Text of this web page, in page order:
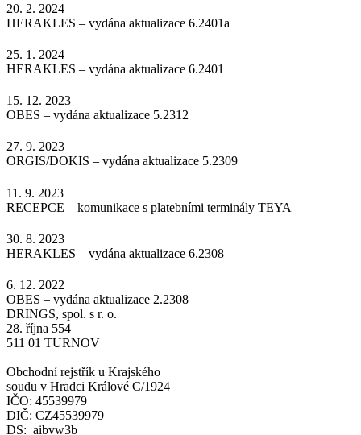
20. 2. 2024
HERAKLES – vydána aktualizace 6.2401a
25. 1. 2024
HERAKLES – vydána aktualizace 6.2401
15. 12. 2023
OBES – vydána aktualizace 5.2312
27. 9. 2023
ORGIS/DOKIS – vydána aktualizace 5.2309
11. 9. 2023
RECEPCE – komunikace s platebními terminály TEYA
30. 8. 2023
HERAKLES – vydána aktualizace 6.2308
6. 12. 2022
OBES – vydána aktualizace 2.2308
DRINGS, spol. s r. o.
28. října 554
511 01 TURNOV
Obchodní rejstřík u Krajského
soudu v Hradci Králové C/1924
IČO: 45539979
DIČ: CZ45539979
DS: aibvw3b